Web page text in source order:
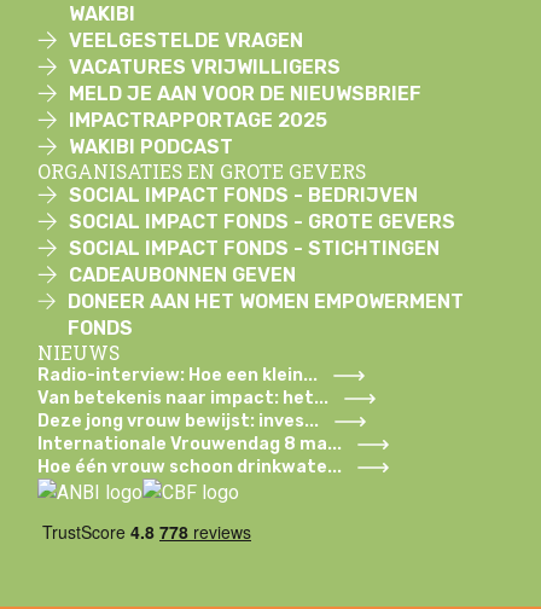
WAKIBI
VEELGESTELDE VRAGEN
VACATURES VRIJWILLIGERS
MELD JE AAN VOOR DE NIEUWSBRIEF
IMPACTRAPPORTAGE 2025
WAKIBI PODCAST
ORGANISATIES EN GROTE GEVERS
SOCIAL IMPACT FONDS - BEDRIJVEN
SOCIAL IMPACT FONDS - GROTE GEVERS
SOCIAL IMPACT FONDS - STICHTINGEN
CADEAUBONNEN GEVEN
DONEER AAN HET WOMEN EMPOWERMENT
FONDS
NIEUWS
Radio-interview: Hoe een klein...
Van betekenis naar impact: het...
Deze jong vrouw bewijst: inves...
Internationale Vrouwendag 8 ma...
Hoe één vrouw schoon drinkwate...